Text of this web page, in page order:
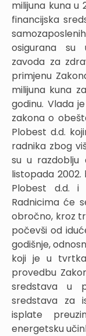
milijuna kuna u
financijska
osigurana su
zavoda za
primjenu
milijuna kuna
godinu. Vlada
zakona o
Plobest d.d.
radnika zbog
su u razdoblju
listopada
Plobest d.d. i
Radnicima će
obročno, kroz
počevši od
godišnje,
koji je u
provedbu
sredstava u
sredstava za
isplate
energetsku